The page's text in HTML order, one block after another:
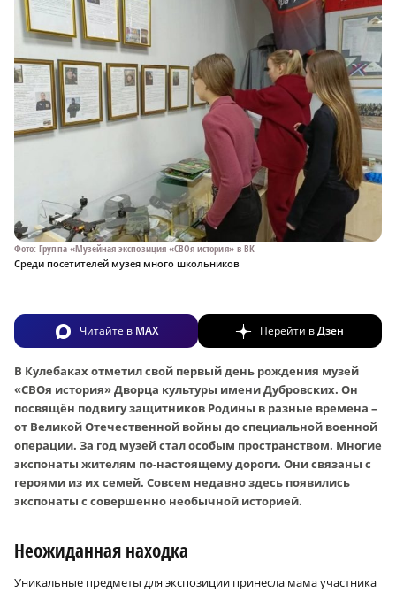
Фото: Группа «Музейная экспозиция «СВОя история» в ВК
Среди посетителей музея много школьников
Читайте в MAX Перейти вДзен
В Кулебаках отметил свой первый день рождения музей
«СВОя история» Дворца культуры имени Дубровских. Он
посвящён подвигу защитников Родины в разные времена –
от Великой Отечественной войны до специальной военной
операции. За год музей стал особым пространством. Многие
экспонаты жителям по-настоящему дороги. Они связаны с
героями из их семей. Совсем недавно здесь появились
экспонаты с совершенно необычной историей.
Неожиданная находка
Уникальные предметы для экспозиции принесла мама участника